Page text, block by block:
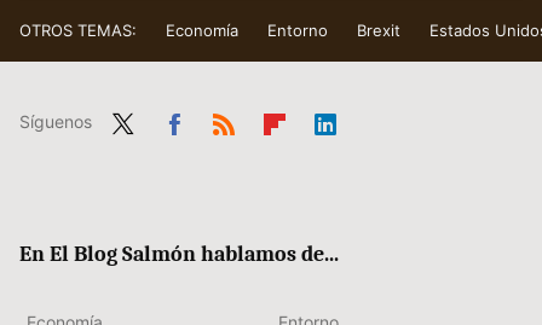
OTROS TEMAS: Economía Entorno Brexit Estados
Síguenos
En El Blog Salmón hablamos de...